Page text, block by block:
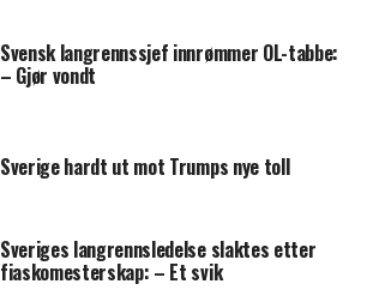
Svensk langrennssjef innrømmer OL-tabbe:
– Gjør vondt
Sverige hardt ut mot Trumps nye toll
Sveriges langrennsledelse slaktes etter
fiaskomesterskap: – Et svik